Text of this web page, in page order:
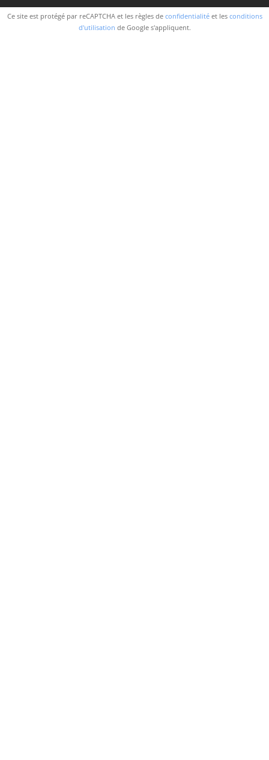
Ce site est protégé par reCAPTCHA et les règles de confidentialitéet les conditions
d'utilisation de Google s'appliquent.